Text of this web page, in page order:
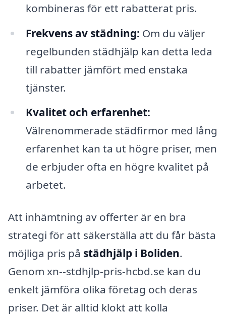
kombineras för ett rabatterat pris.
Frekvens av städning: Om du väljer
regelbunden städhjälp kan detta leda
till rabatter jämfört med enstaka
tjänster.
Kvalitet och erfarenhet:
Välrenommerade städfirmor med lång
erfarenhet kan ta ut högre priser, men
de erbjuder ofta en högre kvalitet på
arbetet.
Att inhämtning av offerter är en bra
strategi för att säkerställa att du får bästa
möjliga pris på städhjälp i Boliden.
Genom xn--stdhjlp-pris-hcbd.se kan du
enkelt jämföra olika företag och deras
priser. Det är alltid klokt att kolla